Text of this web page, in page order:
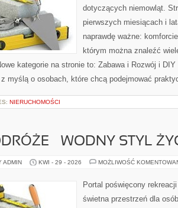
dotyczących niemowląt.
pierwszych miesiącach i
naprawdę ważne:
którym można znaleźć
kategorie na stronie to: Zabawa i Rozwój i
z myślą o osobach, które chcą podejmować
NIERUCHOMOŚCI
– WODNY STYL
ADMIN KWI - 29 - 2026 MOŻLIWOŚĆ
Portal poświęcony
świetna przestrzeń dla